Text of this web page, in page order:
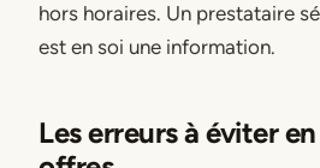
hors horaires. Un prestataire
est en soi une information.
Les erreurs à éviter